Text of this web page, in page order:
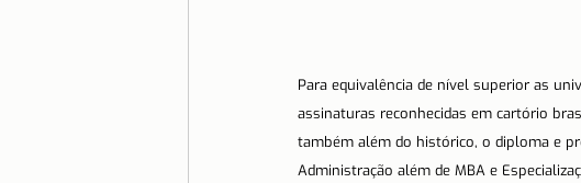
Para equivalência de nível superior as
assinaturas reconhecidas em cartório
também além do histórico, o diploma e
Administração além de MBA e